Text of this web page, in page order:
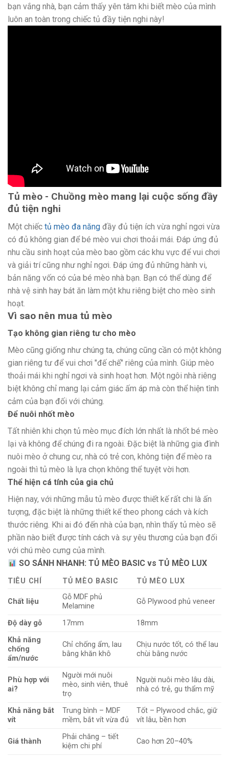
bạn vắng nhà, bạn cảm thấy yên tâm khi biết mèo của mình
luôn an toàn trong chiếc tủ đầy tiện nghi này!
Tủ mèo - Chuồng mèo mang lại cuộc sống đầy
đủ tiện nghi
Một chiếc tủ mèo đa năng đầy đủ tiện ích vừa nghỉ ngơi vừa
có đủ không gian để bé mèo vui chơi thoải mái. Đáp ứng đủ
nhu cầu sinh hoạt của mèo bao gồm các khu vực để vui chơi
và giải trí cũng như nghỉ ngơi. Đáp ứng đủ những hành vi,
bản năng vốn có của bé mèo nhà bạn. Bạn có thể dùng để
nhà vệ sinh hay bát ăn làm một khu riêng biệt cho mèo sinh
hoạt.
Vì sao nên mua tủ mèo
Tạo không gian riêng tư cho mèo
Mèo cũng giống như chúng ta, chúng cũng cần có một không
gian riêng tư để vui chơi "đế chế" riêng của mình. Giúp mèo
thoải mái khi nghỉ ngơi và sinh hoạt hơn. Một ngôi nhà riêng
biệt không chỉ mang lại cảm giác ấm áp mà còn thể hiện tình
cảm của bạn đối với chúng.
Để nuôi nhốt mèo
Tất nhiên khi chọn tủ mèo mục đích lớn nhất là nhốt bé mèo
lại và không để chúng đi ra ngoài. Đặc biệt là những gia đình
nuôi mèo ở chung cư, nhà có trẻ con, không tiện để mèo ra
ngoài thì tủ mèo là lựa chọn không thể tuyệt vời hơn.
Thể hiện cá tính của gia chủ
Hiện nay, với những mẫu tủ mèo được thiết kế rất chi là ấn
tượng, đặc biệt là những thiết kế theo phong cách và kích
thước riêng. Khi ai đó đến nhà của bạn, nhìn thấy tủ mèo sẽ
phần nào biết được tính cách và sự yêu thương của bạn đối
với chú mèo cưng của mình.
SO SÁNH NHANH: TỦ MÈO BASIC vs TỦ MÈO LUX
TIÊU CHÍ TỦ MÈO BASIC TỦ MÈO LUX
Chất liệu
Gỗ MDF phủ
Melamine
Gỗ Plywood phủ veneer
Độ dày gỗ 17mm
18mm
Khả năng
chống
ẩm/nước
Chỉ chống ẩm, lau
bằng khăn khô
Chịu nước tốt, có thể lau
chùi bằng nước
Phù hợp với
ai?
Người mới nuôi
mèo, sinh viên, thuê
trọ
Người nuôi mèo lâu dài,
nhà có trẻ, gu thẩm mỹ
Khả năng bắt
vít
Trung bình – MDF
mềm, bắt vít vừa đủ
Tốt – Plywood chắc, giữ
vít lâu, bền hơn
Giá thành
Phải chăng – tiết
kiệm chi phí
Cao hơn 20–40%